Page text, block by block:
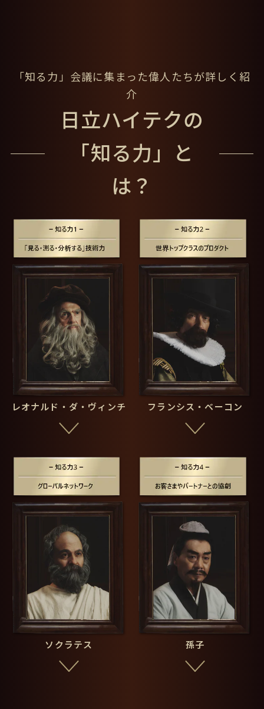
詳しい解説はこちら
ダ・ヴィンチから問題！
リンゴが赤く見えるのはなぜ？
ベーコンから問題！
ハスの葉っぱが水をはじくのは、なぜ？
Play
Video
新聞広告
「知る力」会議 篇
「知る力」会議に集まった偉人たちが詳しく紹
介
日立ハイテクの
「知る力」と
は？
レオナルド・ダ・ヴィンチ フランシス・ベーコン
ソクラテス 孫子